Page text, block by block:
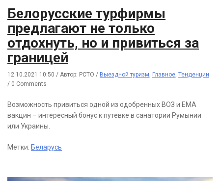
Белорусские турфирмы
предлагают не только
отдохнуть, но и привиться за
границей
12.10.2021 10:50 / Автор: РСТО / Выездной туризм, Главное, Тенденции
/ 0 Comments
Возможность привиться одной из одобренных ВОЗ и ЕМА
вакцин – интересный бонус к путевке в санатории Румынии
или Украины.
Метки: Беларусь